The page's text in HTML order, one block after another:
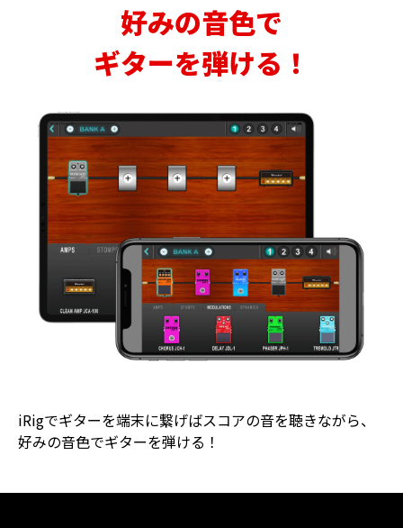
好みの音色で
ギターを弾ける！
iRigでギターを端末に繋げばスコアの音を聴きながら、
好みの音色でギターを弾ける！